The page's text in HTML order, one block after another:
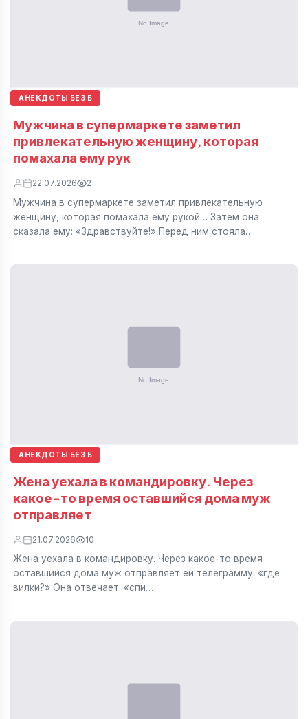
АНЕКДОТЫ БЕЗ Б
Мужчина в супермаркете заметил
привлекательную женщину, которая
помахала ему рук
22.07.2026 2
Мужчина в супермаркете заметил привлекательную
женщину, которая помахала ему рукой… Затем она
сказала ему: «Здравствуйте!» Перед ним стояла…
АНЕКДОТЫ БЕЗ Б
Жена уехала в командировку. Через
какое-то время оставшийся дома муж
отправляет
21.07.2026 10
Жена уехала в командировку. Через какое-то время
оставшийся дома муж отправляет ей телеграмму: «где
вилки?» Она отвечает: «спи…